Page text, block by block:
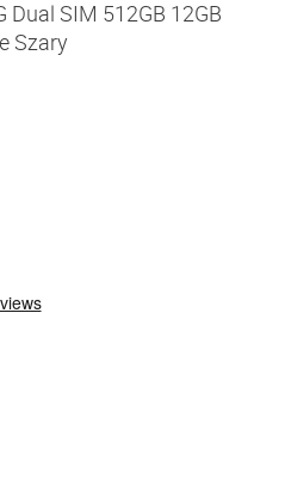
Dual SIM 512GB 12GB
Szary